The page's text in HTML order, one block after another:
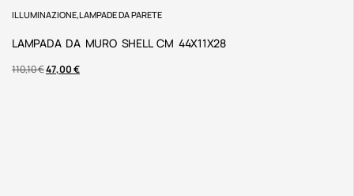
ILLUMINAZIONE,LAMPADE DA PARETE
LAMPADA DA MURO SHELL CM 44X11X28
110,10€47,00€